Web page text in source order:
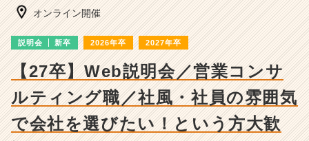
企
業
か
ら
ス
カ
ウ
オンライン開催
説明会 新卒 2026年卒 2027年卒
【27卒】Web説明会／営業コンサ
ルティング職／社風・社員の雰囲気
で会社を選びたい！という方大歓